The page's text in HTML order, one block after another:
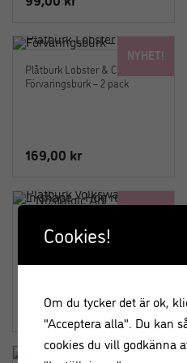
NYHET!
Plåtburk Lobster & Crab –
Förvaringsburk – 2 pack
169,00 kr
NYHET!
shape – Hög rektangulär –
169,00kr
Cookies!
Om du tycker det är ok,
"Acceptera alla". Du kan
cookies du vill godkänna